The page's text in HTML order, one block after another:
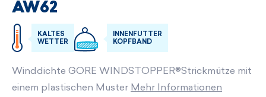
AW62
KALTES
WETTER
INNENFUTTER
KOPFBAND
Winddichte GORE WINDSTOPPER®Strickmütze mit
einem plastischen Muster Mehr Informationen